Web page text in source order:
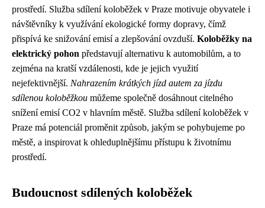
prostředí. Služba sdílení koloběžek v Praze motivuje obyvatele i
návštěvníky k využívání ekologické formy dopravy, čímž
přispívá ke snižování emisí a zlepšování ovzduší. Koloběžky na
elektrický pohon představují alternativu k automobilům, a to
zejména na kratší vzdálenosti, kde je jejich využití
nejefektivnější. Nahrazením krátkých jízd autem za jízdu
sdílenou koloběžkou můžeme společně dosáhnout citelného
snížení emisí CO2 v hlavním městě. Služba sdílení koloběžek v
Praze má potenciál proměnit způsob, jakým se pohybujeme po
městě, a inspirovat k ohleduplnějšímu přístupu k životnímu
prostředí.
Budoucnost sdílených koloběžek